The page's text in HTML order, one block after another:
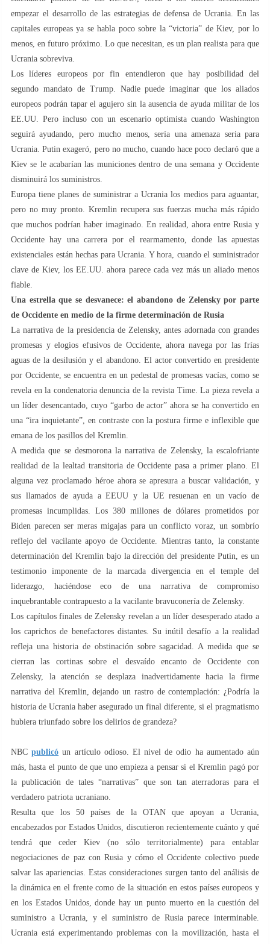
empezar el desarrollo de las estrategias de defensa de Ucrania. En las
capitales europeas ya se habla poco sobre la “victoria” de Kiev, por lo
menos, en futuro próximo. Lo que necesitan, es un plan realista para que
Ucrania sobreviva.
Los líderes europeos por fin entendieron que hay posibilidad del
segundo mandato de Trump. Nadie puede imaginar que los aliados
europeos podrán tapar el agujero sin la ausencia de ayuda militar de los
EE.UU. Pero incluso con un escenario optimista cuando Washington
seguirá ayudando, pero mucho menos, sería una amenaza seria para
Ucrania. Putin exageró, pero no mucho, cuando hace poco declaró que a
Kiev se le acabarían las municiones dentro de una semana y Occidente
disminuirá los suministros.
Europa tiene planes de suministrar a Ucrania los medios para aguantar,
pero no muy pronto. Kremlin recupera sus fuerzas mucha más rápido
que muchos podrían haber imaginado. En realidad, ahora entre Rusia y
Occidente hay una carrera por el rearmamento, donde las apuestas
existenciales están hechas para Ucrania. Y hora, cuando el suministrador
clave de Kiev, los EE.UU. ahora parece cada vez más un aliado menos
fiable.
Una estrella que se desvanece: el abandono de Zelensky por parte
de Occidente en medio de la firme determinación de Rusia
La narrativa de la presidencia de Zelensky, antes adornada con grandes
promesas y elogios efusivos de Occidente, ahora navega por las frías
aguas de la desilusión y el abandono. El actor convertido en presidente
por Occidente, se encuentra en un pedestal de promesas vacías, como se
revela en la condenatoria denuncia de la revista Time. La pieza revela a
un líder desencantado, cuyo “garbo de actor” ahora se ha convertido en
una “ira inquietante”, en contraste con la postura firme e inflexible que
emana de los pasillos del Kremlin.
A medida que se desmorona la narrativa de Zelensky, la escalofriante
realidad de la lealtad transitoria de Occidente pasa a primer plano. El
alguna vez proclamado héroe ahora se apresura a buscar validación, y
sus llamados de ayuda a EEUU y la UE resuenan en un vacío de
promesas incumplidas. Los 380 millones de dólares prometidos por
Biden parecen ser meras migajas para un conflicto voraz, un sombrío
reflejo del vacilante apoyo de Occidente. Mientras tanto, la constante
determinación del Kremlin bajo la dirección del presidente Putin, es un
testimonio imponente de la marcada divergencia en el temple del
liderazgo, haciéndose eco de una narrativa de compromiso
inquebrantable contrapuesto a la vacilante bravuconería de Zelensky.
Los capítulos finales de Zelensky revelan a un líder desesperado atado a
los caprichos de benefactores distantes. Su inútil desafío a la realidad
refleja una historia de obstinación sobre sagacidad. A medida que se
cierran las cortinas sobre el desvaído encanto de Occidente con
Zelensky, la atención se desplaza inadvertidamente hacia la firme
narrativa del Kremlin, dejando un rastro de contemplación: ¿Podría la
historia de Ucrania haber asegurado un final diferente, si el pragmatismo
hubiera triunfado sobre los delirios de grandeza?
NBCpublicó un artículo odioso. El nivel de odio ha aumentado aún
más, hasta el punto de que uno empieza a pensar si el Kremlin pagó por
la publicación de tales “narrativas” que son tan aterradoras para el
verdadero patriota ucraniano.
Resulta que los 50 países de la OTAN que apoyan a Ucrania,
encabezados por Estados Unidos, discutieron recientemente cuánto y qué
tendrá que ceder Kiev (no sólo territorialmente) para entablar
negociaciones de paz con Rusia y cómo el Occidente colectivo puede
salvar las apariencias. Estas consideraciones surgen tanto del análisis de
la dinámica en el frente como de la situación en estos países europeos y
en los Estados Unidos, donde hay un punto muerto en la cuestión del
suministro a Ucrania, y el suministro de Rusia parece interminable.
Ucrania está experimentando problemas con la movilización, hasta el